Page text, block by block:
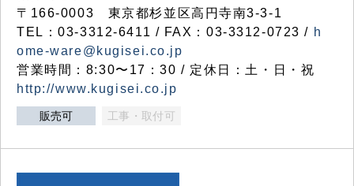
〒166-0003 東京都杉並区高円寺南3-3-1
TEL：03-3312-6411 / FAX：03-3312-0723 / h
ome-ware@kugisei.co.jp
営業時間：8:30〜17：30 / 定休日：土・日・祝
http://www.kugisei.co.jp
販売可 工事・取付可